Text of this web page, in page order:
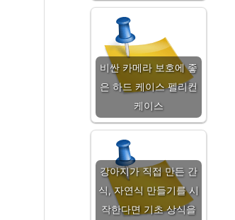
비싼 카메라 보호에 좋
은 하드 케이스 펠리컨
케이스
강아지가 직접 만든 간
식, 자연식 만들기를 시
작한다면 기초 상식을